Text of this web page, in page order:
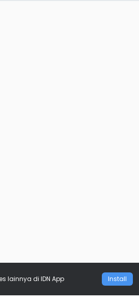
lainnya di IDN App Install